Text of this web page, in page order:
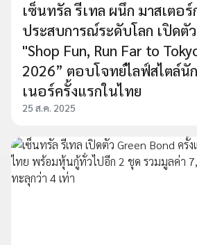
เซ็นทรัล รีเทล ผนึก มาสเตอ
ประสบการณ์ระดับโลก เปิดตั
"Shop Fun, Run Far to
2026” ตอบโจทย์ไลฟ์สไตล์นั
เนอร์ครั้งแรกในไทย
25 ส.ค. 2025